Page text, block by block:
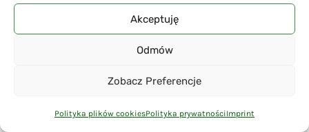
Akceptuję
Odmów
Zobacz Preferencje
Polityka plików cookiesPolityka prywatnościImprint
Zakończono dwie inwestycje termomodernizacyjne